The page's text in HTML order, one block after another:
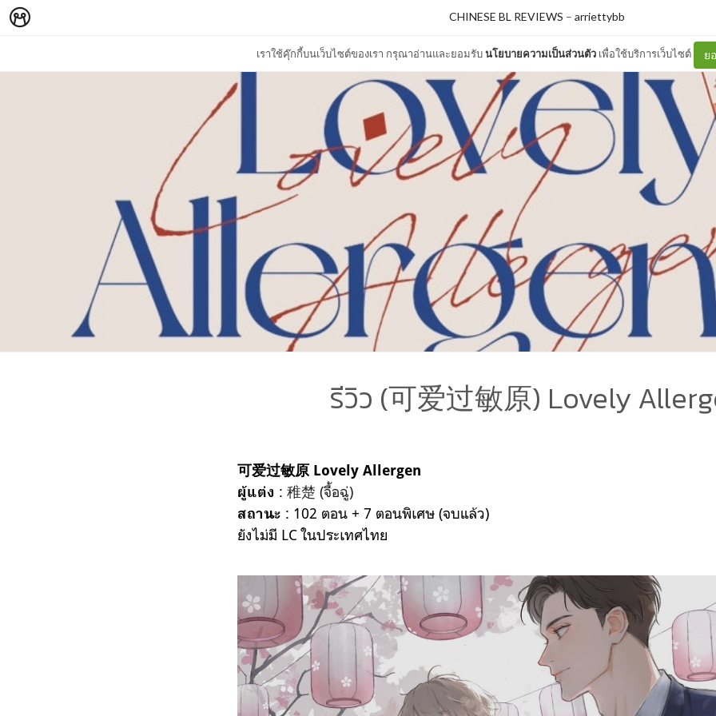
เราใช้คุ๊กกี้บนเว็บไซต์ของเรา กรุณาอ่านและยอมรับนโยบายความเป็นส่วนตัว เพื่อใช้บริการเว็บไซต์ ย
CHINESE BL REVIEWS – arriettybb
รีวิว (可爱过敏原) Lovely
可爱过敏原 Lovely Allergen
ผู้แต่ง : 稚楚 (จื้อฉู่)
สถานะ : 102 ตอน + 7 ตอนพิเศษ (จบแล้ว)
ยังไม่มี LC ในประเทศไทย